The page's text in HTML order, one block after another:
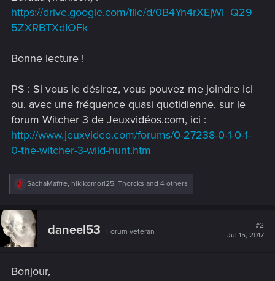
https://drive.google.com/file/d/0B4Yn4rXEjWl_Q29
5ZXRBTXdIOFk
Bonne lecture !
PS : Si vous le désirez, vous pouvez me joindre ici
ou, avec une fréquence quasi quotidienne, sur le
forum Witcher 3 de Jeuxvidéos.com, ici :
http://www.jeuxvideo.com/forums/0-27238-0-1-0-1-
0-the-witcher-3-wild-hunt.htm
R
c
t
i
o
:
SachaMaffre, hikikomori25, Thorcks and 4 others
daneel53 Forum veteran
#2
Jul 15, 2017
Bonjour,